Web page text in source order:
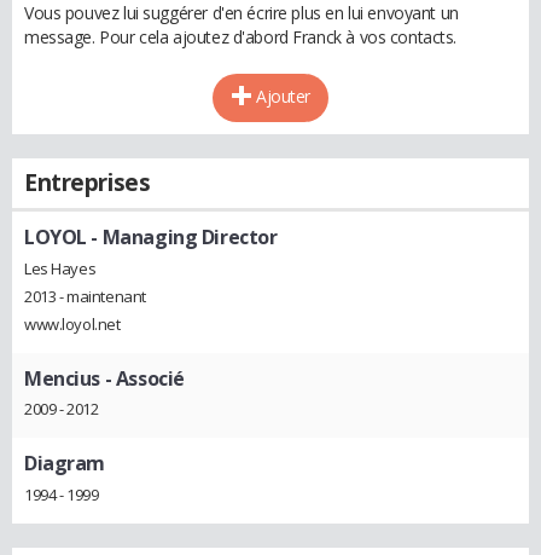
Vous pouvez lui suggérer d'en écrire plus en lui envoyant un
message. Pour cela ajoutez d'abord Franck à vos contacts.
Ajouter
Entreprises
LOYOL - Managing Director
Les Hayes
2013 - maintenant
www.loyol.net
Mencius - Associé
2009 - 2012
Diagram
1994 - 1999